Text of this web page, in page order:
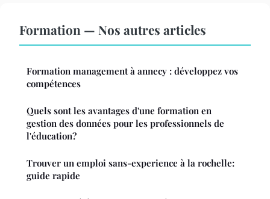
Formation — Nos autres articles
Formation management à annecy : développez vos
compétences
Quels sont les avantages d'une formation en
gestion des données pour les professionnels de
l'éducation?
Trouver un emploi sans-experience à la rochelle:
guide rapide